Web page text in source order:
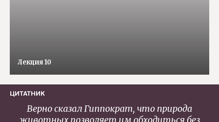
Лекция 10
ЦИТАТНИК
Верно сказал Гиппократ, что природа